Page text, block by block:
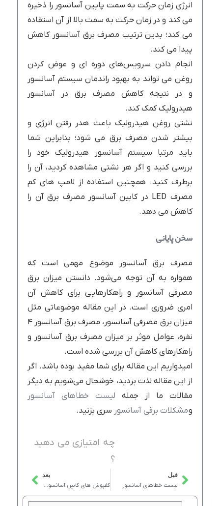
انرژی زمان حرکت به سمت پایین آسانسور را ذخیره
می کند و در زمان حرکت به سمت بالا از آن استفاده
می کند؛ بدین ترتیب مصرف برق آسانسور کاهش
پیدا می کند.
انجام دادن سرویس‌های دوره ای و عوض کردن
روغن می تواند به بهبود راندمان سیستم آسانسور
و در نتیجه کاهش مصرف برق در آسانسور
هیدرولیک کمک کند.
نشتی روغن هیدرولیک باعث هدر رفتن انرژی و
بیشتر شدن مصرف برق می شود؛ بنابراین شما
باید مرتبا سیستم آسانسور هیدرولیک خود را
بررسی کنید و اگر هر نشتی مشاهده کردید، آن را
برطرف کنید. همچنین استفاده از لامپ های کم
مصرف LED در کابین آسانسور مصرف برق آن را
کاهش می دهد.
سخنپایانی
مصرف برق آسانسور موضوع مهمی است که
همواره به آن توجه می‌شود. دانستن میزان برق
مصرفی آسانسور و راهکارهایی برای کاهش آن
امری ضروری است. در این مقاله موضوعاتی مثل
میزان برق مصرفی آسانسور، مصرف برق آسانسور ۴
نفره، عوامل موثر بر میزان مصرف برق آسانسور و
راهکارهای کاهش آن بررسی شده است.
امیدواریم این مقاله برای شما مفید بوده باشد.‌ اگر
از این مقاله لذت بردید، خوشحال می‌شویم به دیگر
مقالات ما از جمله لیست خطاهای آسانسور
ومشکلات برقی آسانسور سری بزنید.
چه امتیازی می دهید
؟
Prev
قبل
لیست خطاهای آسانسور
بعد
کفپوش های کابین آسانسور: انواع و ویژگی‌هاNext